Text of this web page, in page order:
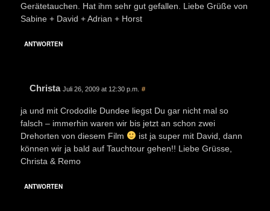
Gerätetauchen. Hat ihm sehr gut gefallen. Liebe Grüße von
Sabine + David + Adrian + Horst
ANTWORTEN
Christa Juli 26, 2009 at 12:30 p.m. #
ja und mit Crododile Dundee liegst Du gar nicht mal so
falsch – immerhin waren wir bis jetzt an schon zwei
Drehorten von diesem Film
ist ja super mit David, dann
können wir ja bald auf Tauchtour gehen!! Liebe Grüsse,
Christa & Remo
ANTWORTEN